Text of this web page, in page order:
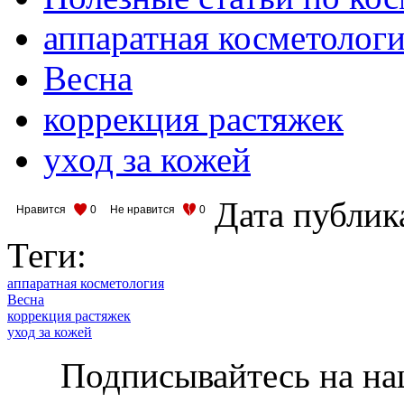
аппаратная
Весна
коррекция растяжек
уход за кожей
Нравится 0 Не нравится 0
Дата
Теги:
аппаратная косметология
Весна
коррекция растяжек
уход за кожей
Подписывайтесь на